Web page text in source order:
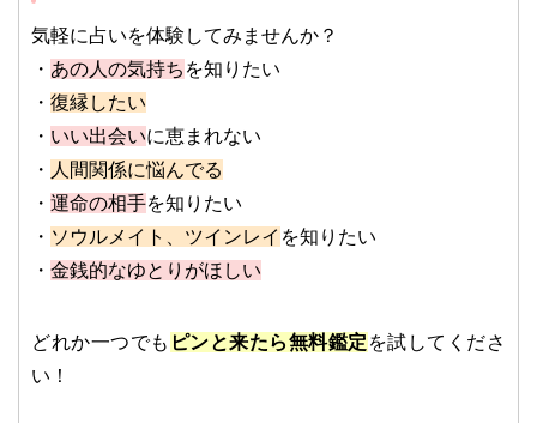
気軽に占いを体験してみませんか？
・ あの人の気持ち を知りたい
・ 復縁したい
・ いい出会いに恵まれない
・ 人間関係に悩んでる
・ 運命の相手を知りたい
・ ソウルメイト、ツインレイ を知りたい
・ 金銭的なゆとりがほしい
どれか一つでも ピンと来たら無料鑑定 を試してくださ
い！